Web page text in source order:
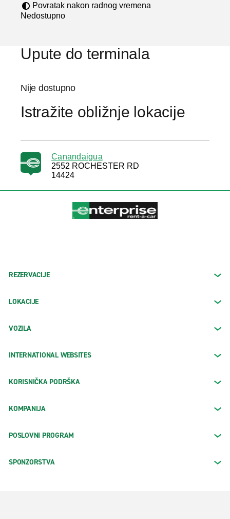
Povratak nakon radnog vremena
Nedostupno
Upute do terminala
Nije dostupno
Istražite obližnje lokacije
Canandaigua
2552 ROCHESTER RD
14424
REZERVACIJE
LOKACIJE
VOZILA
INTERNATIONAL WEBSITES
KORISNIČKA PODRŠKA
KOMPANIJA
POSLOVNI PROGRAM
SPONZORSTVA